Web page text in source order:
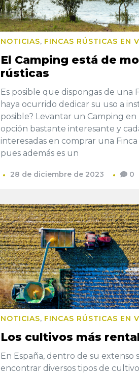
NOTICIAS, FINCAS RÚSTICAS EN
El Camping está de
rústicas
Es posible que dispongas de una
haya ocurrido dedicar su uso a
posible? Levantar un Camping
opción bastante interesante y
interesadas en comprar una
pues además es un
28 de diciembre de 2023 0
NOTICIAS, FINCAS RÚSTICAS EN
Los cultivos más
En España, dentro de su extenso
encontrar diversos tipos de